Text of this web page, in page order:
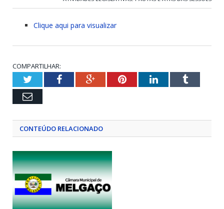
Clique aqui para visualizar
COMPARTILHAR:
TwitterFacebookGoogle+PinterestLinkedInTumblr
Email
CONTEÚDO RELACIONADO